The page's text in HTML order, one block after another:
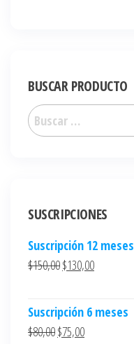
BUSCAR PRODUCTO
SUSCRIPCIONES
Suscripción 12 meses
$150,00$130,00
Suscripción 6 meses
$80,00$75,00